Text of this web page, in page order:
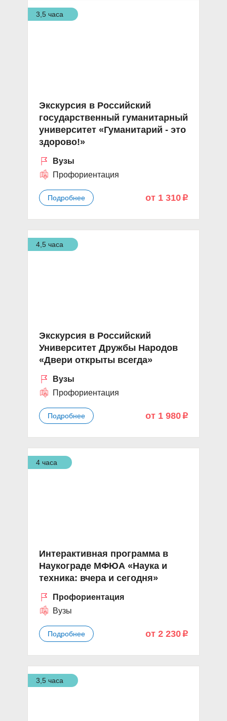
3,5 часа
Экскурсия в Российский
государственный гуманитарный
университет «Гуманитарий - это
здорово!»
Вузы
Профориентация
Подробнее от 1 310 p
4,5 часа
Экскурсия в Российский
Университет Дружбы Народов
«Двери открыты всегда»
Вузы
Профориентация
Подробнее от 1 980 p
4 часа
Интерактивная программа в
Наукограде МФЮА «Наука и
техника: вчера и сегодня»
Профориентация
Вузы
Подробнее от 2 230 p
3,5 часа